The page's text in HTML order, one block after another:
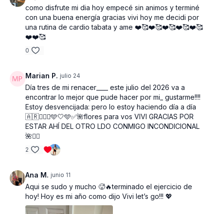
como disfrute mi dia hoy empecé sin animos y terminé
con una buena energía gracias vivi hoy me decidi por
una rutina de cardio tabata y ame ❤️🥰❤️🥰❤️🥰❤️🥰❤️🥰
❤️❤️🥰
0
Marian P. julio 24
Día tres de mi renacer____ este julio del 2026 va a
encontrar lo mejor que pude hacer por mi_ gustarme!!!!
Estoy desvencijada: pero lo estoy haciendo día a día
🇦🇷🤸🏻‍♂️🩵🤍🩵✅🌺flores para vos VIVI GRACIAS POR
ESTAR AHÍ DEL OTRO LDO CONMIGO INCONDICIONAL
🌺❤️‍🔥
2
Ana M. junio 11
Aqui se sudo y mucho 🥵🔥terminado el ejercicio de
hoy! Hoy es mi año como dijo Vivi let’s go!!! 💖